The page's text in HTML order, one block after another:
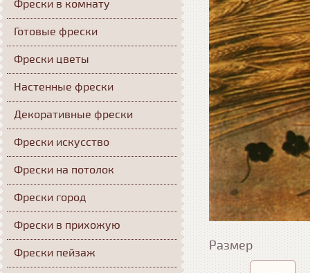
Размер
Фрески в комнату
Готовые фрески
Фрески цветы
Настенные фрески
Декоративные фрески
Фрески искусство
Фрески на потолок
Фрески город
Фрески в прихожую
Фрески пейзаж